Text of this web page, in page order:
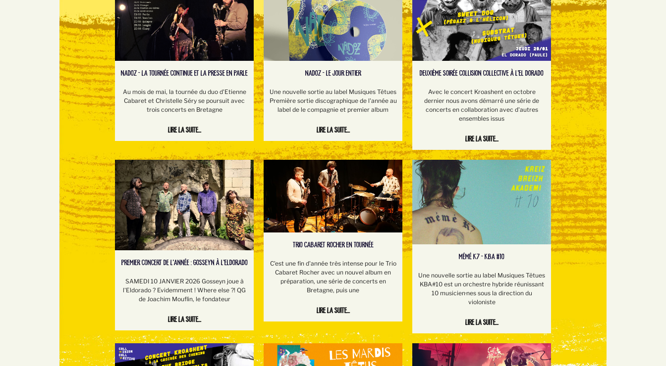
NADOZ - LA TOURNÉE CONTINUE ET LA PRESSE EN PARLE
Au mois de mai, la tournée du duo d'Etienne
Cabaret et Christelle Séry se poursuit avec
trois concerts en Bretagne
Lire la suite...
NADOZ - LE JOUR ENTIER
Une nouvelle sortie au label Musiques Têtues
Première sortie discographique de l'année au
label de le compagnie et premier album
Lire la suite...
DEUXIÈME SOIRÉE COLLISION COLLECTIVE À L'EL DORADO
Avec le concert Kroashent en octobre
dernier nous avons démarré une série de
concerts en collaboration avec d'autres
ensembles issus
Lire la suite...
PREMIER CONCERT DE L'ANNÉE : GOSSEYN À L'ELDORADO
SAMEDI 10 JANVIER 2026 Gosseyn joue à
l'Eldorado ? Evidemment ! Where else ?! QG
de Joachim Mouflin, le fondateur
Lire la suite...
TRIO CABARET ROCHER EN TOURNÉE
C'est une fin d'année très intense pour le Trio
Cabaret Rocher avec un nouvel album en
préparation, une série de concerts en
Bretagne, puis une
Lire la suite...
MÉMÉ K7 - KBA #10
Une nouvelle sortie au label Musiques Têtues
KBA#10 est un orchestre hybride réunissant
10 musicien·nes sous la direction du
violoniste
Lire la suite...